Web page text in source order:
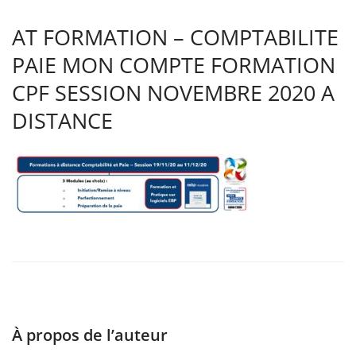
AT FORMATION – COMPTABILITE
PAIE MON COMPTE FORMATION
CPF SESSION NOVEMBRE 2020 A
DISTANCE
À propos de l’auteur